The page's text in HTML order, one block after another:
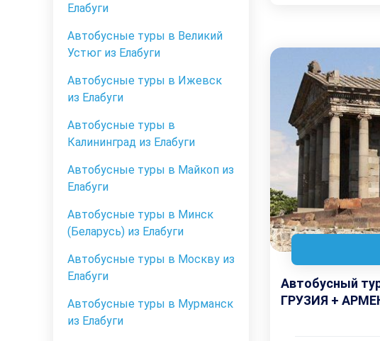
Елабуги
Автобусные туры в Великий
Устюг из Елабуги
Автобусные туры в Ижевск
из Елабуги
Автобусные туры в
Калининград из Елабуги
Автобусные туры в Майкоп из
Елабуги
Автобусные туры в Минск
(Беларусь) из Елабуги
Автобусные туры в Москву из
Елабуги
Автобусные туры в Мурманск
из Елабуги
Автобусный
ГРУЗИЯ +